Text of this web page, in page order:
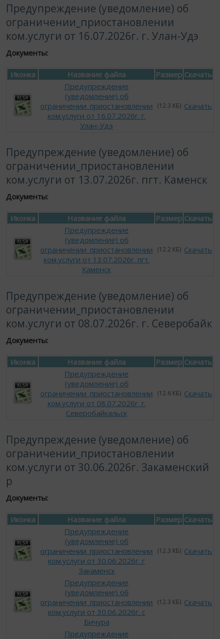
Предупреждение (уведомление) об
ограничении_приостановлении
ком.услуги от 16.07.2026г. г. Улан-Удэ
Документы:
Иконка Название файла Размер Скачать
Предупреждение
(уведомление) об
ограничении_приостановлении
ком.услуги от 16.07.2026г. г.
Улан-Удэ
(12.3 КБ) Скачать
Предупреждение (уведомление) об
ограничении_приостановлении
ком.услуги от 13.07.2026г. пгт. Каменск
Документы:
Иконка Название файла Размер Скачать
Предупреждение
(уведомление) об
ограничении_приостановлении
ком.услуги от 13.07.2026г. пгт.
Каменск
(12.2 КБ) Скачать
Предупреждение (уведомление) об
ограничении_приостановлении
ком.услуги от 08.07.2026г. г. Северобайк
Документы:
Иконка Название файла Размер Скачать
Предупреждение
(уведомление) об
ограничении_приостановлении
ком.услуги от 08.07.2026г. г.
Северобайкальск
(12.6 КБ) Скачать
Предупреждение (уведомление) об
ограничении_приостановлении
ком.услуги от 30.06.2026г. Закаменский
р
Документы:
Иконка Название файла Размер Скачать
Предупреждение
(уведомление) об
ограничении_приостановлении
ком.услуги от 30.06.2026г. г
Закаменск
(12.3 КБ) Скачать
Предупреждение
(уведомление) об
ограничении_приостановлении
ком.услуги от 30.06.2026г. с
Бичура
(12.3 КБ) Скачать
Предупреждение